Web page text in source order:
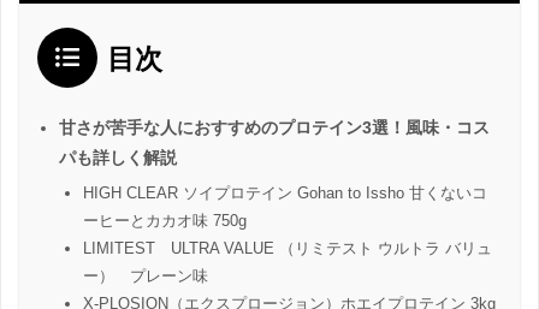
目次
甘さが苦手な人におすすめのプロテイン3選！風味・コス
パも詳しく解説
HIGH CLEAR ソイプロテイン Gohan to Issho 甘くないコ
ーヒーとカカオ味 750g
LIMITEST ULTRA VALUE （リミテスト ウルトラ バリュ
ー） プレーン味
X-PLOSION（エクスプロージョン）ホエイプロテイン 3kg